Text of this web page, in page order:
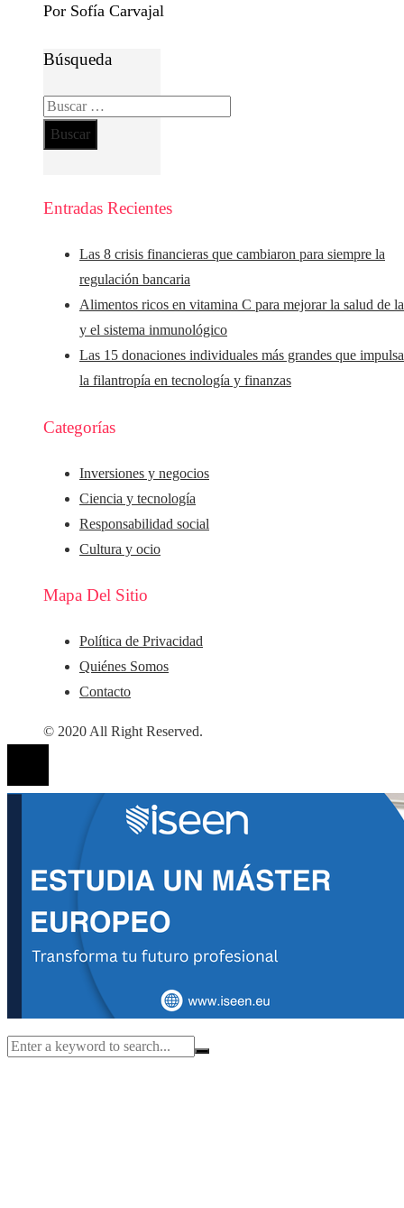
Por Sofía Carvajal
Búsqueda
Buscar:
Entradas Recientes
Las 8 crisis financieras que cambiaron para siempre la
regulación bancaria
Alimentos ricos en vitamina C para mejorar la salud de
y el sistema inmunológico
Las 15 donaciones individuales más grandes que
la filantropía en tecnología y finanzas
Categorías
Inversiones y negocios
Ciencia y tecnología
Responsabilidad social
Cultura y ocio
Mapa Del Sitio
Política de Privacidad
Quiénes Somos
Contacto
© 2020 All Right Reserved.